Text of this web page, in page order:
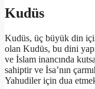
Kudüs
Kudüs, üç büyük din
olan Kudüs, bu dini
ve İslam inancında
sahiptir ve İsa’nın
Yahudiler için dua